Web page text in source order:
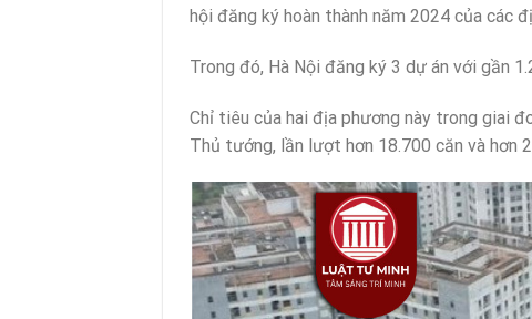
hội đăng ký hoàn thành năm 2024 của các
Trong đó, Hà Nội đăng ký 3 dự án với gần
Chỉ tiêu của hai địa phương này trong giai
Thủ tướng, lần lượt hơn 18.700 căn và hơn